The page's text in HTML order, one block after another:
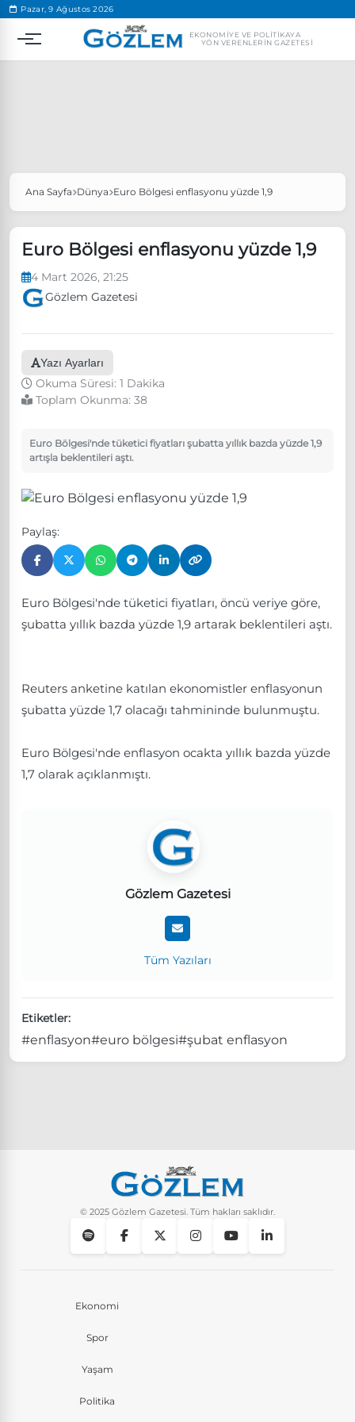
Pazar, 9 Ağustos 2026
EKONOMIYE VE POLITIKAYA
YÖN VERENLERIN GAZETESI
Popüler Aramalar
Özgür Özel, Ekrem İmamoğlu’nu ziyaret edecek
Ünlü çift bir etkinliğe daha katılmama kararı aldı
Ana Sayfa Dünya Euro Bölgesi enflasyonu yüzde 1,9
Euro Bölgesi enflasyonu yüzde 1,9
4 Mart 2026, 21:25
Gözlem Gazetesi
Yazı Ayarları
Okuma Süresi: 1 Dakika
Toplam Okunma: 38
Euro Bölgesi'nde tüketici fiyatları şubatta yıllık bazda yüzde 1,9
artışla beklentileri aştı.
Paylaş:
Euro Bölgesi'nde tüketici fiyatları, öncü veriye göre,
şubatta yıllık bazda yüzde 1,9 artarak beklentileri aştı.​​​​​​
Reuters anketine katılan ekonomistler enflasyonun
şubatta yüzde 1,7​ olacağı tahmininde bulunmuştu.
Euro Bölgesi'nde enflasyon ocakta yıllık bazda ​yüzde
1,7 olarak açıklanmıştı.
Gözlem Gazetesi
Tüm Yazıları
Etiketler:
#enflasyon#euro bölgesi#şubat enflasyon
© 2025 Gözlem Gazetesi. Tüm hakları saklıdır.
Ekonomi
Spor
Yaşam
Politika